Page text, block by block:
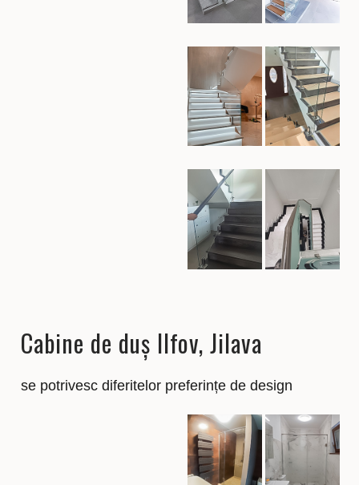
Cabine de duș Ilfov, Jilava
se potrivesc diferitelor preferințe de design